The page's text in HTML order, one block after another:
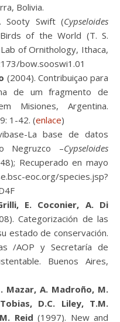
Bolivia.
Sooty Swift (Cypseloides
of the World (T. S.
of Ornithology, Ithaca,
bow.sooswi1.01
(2004). Contribuiçao para
de um fragmento de
Misiones, Argentina.
1-42. (enlace)
La base de datos
Negruzco –Cypseloides
Recuperado en mayo
eoc.org/species.jsp?
E. Coconier, A. Di
Categorización de las
estado de conservación.
/AOP y Secretaría de
Buenos Aires,
Mazar, A. Madroño, M.
D.C. Liley, T.M.
Reid (1997). New and